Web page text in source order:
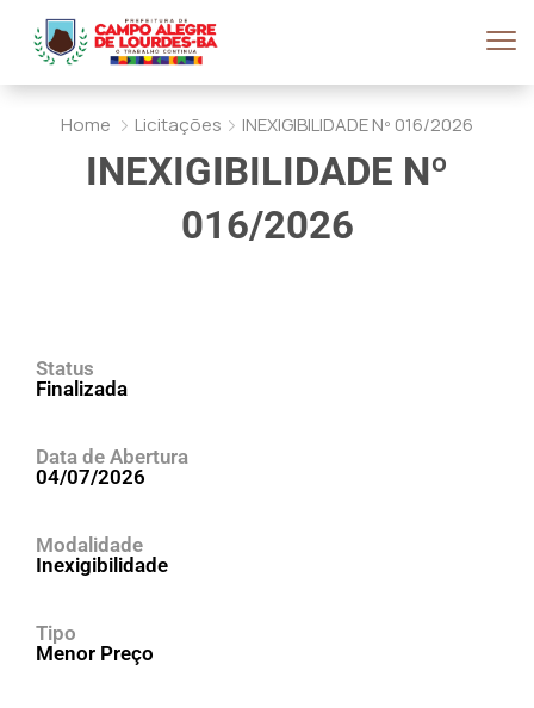
Home Licitações INEXIGIBILIDADE Nº 016/2026
INEXIGIBILIDADE Nº
016/2026
Status
Finalizada
Data de Abertura
04/07/2026
Modalidade
Inexigibilidade
Tipo
Menor Preço